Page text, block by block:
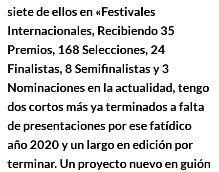
siete de ellos en «Festivales
Internacionales, Recibiendo 35
Premios, 168 Selecciones, 24
Finalistas, 8 Semifinalistas y 3
Nominaciones en la actualidad, tengo
dos cortos más ya terminados a falta
de presentaciones por ese fatídico
año 2020 y un largo en edición por
terminar. Un proyecto nuevo en guión